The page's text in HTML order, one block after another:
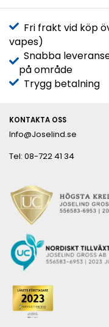
Fri frakt vid köp
vapes)
Snabba
på område
Trygg betalning
KONTAKTA OSS
Info@Joselind.se
Tel: 08-722 41 34